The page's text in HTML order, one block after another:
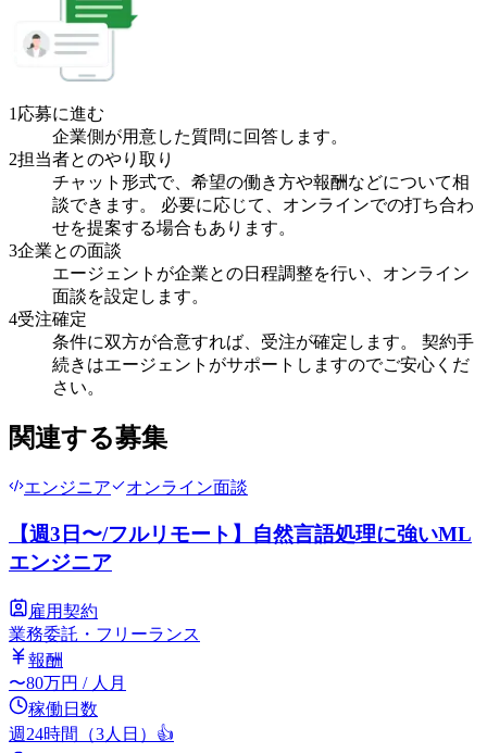
1 応募に進む
企業側が用意した質問に回答します。
2担当者とのやり取り
チャット形式で、希望の働き方や報酬などについて相
談できます。 必要に応じて、オンラインでの打ち合わ
せを提案する場合もあります。
3企業との面談
エージェントが企業との日程調整を行い、オンライン
面談を設定します。
4受注確定
条件に双方が合意すれば、受注が確定します。 契約手
続きはエージェントがサポートしますのでご安心くだ
さい。
関連する募集
エンジニア オンライン面談
【週3日〜/フルリモート】自然言語処理に強いML
エンジニア
雇用契約
業務委託・フリーランス
報酬
〜80万円 / 人月
稼働日数
週24時間（3人日） 👍